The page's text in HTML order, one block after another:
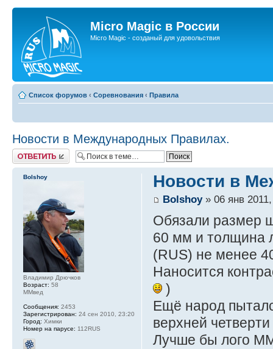
Micro Magic в России
Micro Magic - созданый для удовольствия
Список форумов ‹ Соревнования ‹ Правила
Новости в Международных Правилах.
Ответить
Новости в
Bolshoy» 06 янв
Обязали размер
60 мм и толщина
(RUS) не менее
Наносится
)
Ещё народ
верхней
Лучше бы лого
Bolshoy
Владимир Дрючков
Возраст: 58
ММвед
Сообщения: 2453
Зарегистрирован: 24 сен 2010, 23:20
Город: Химки
Номер на парусе: 112RUS